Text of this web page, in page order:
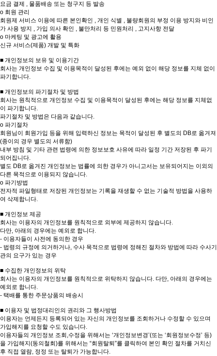
요금 결제 , 물품배송 또는 청구지 등 발송
ο 회원 관리
회원제 서비스 이용에 따른 본인확인 , 개인 식별 , 불량회원의 부정 이용 방지와 비인
가 사용 방지 , 가입 의사 확인 , 불만처리 등 민원처리 , 고지사항 전달
ο 마케팅 및 광고에 활용
신규 서비스(제품) 개발 및 특화
■ 개인정보의 보유 및 이용기간
회사는 개인정보 수집 및 이용목적이 달성된 후에는 예외 없이 해당 정보를 지체 없이
파기합니다.
■ 개인정보의 파기절차 및 방법
회사는 원칙적으로 개인정보 수집 및 이용목적이 달성된 후에는 해당 정보를 지체없
이 파기합니다.
파기절차 및 방법은 다음과 같습니다.
ο 파기절차
회원님이 회원가입 등을 위해 입력하신 정보는 목적이 달성된 후 별도의 DB로 옮겨져
(종이의 경우 별도의 서류함)
내부 방침 및 기타 관련 법령에 의한 정보보호 사유에 따라 일정 기간 저장된 후 파기
되어집니다.
별도 DB로 옮겨진 개인정보는 법률에 의한 경우가 아니고서는 보유되어지는 이외의
다른 목적으로 이용되지 않습니다.
ο 파기방법
전자적 파일형태로 저장된 개인정보는 기록을 재생할 수 없는 기술적 방법을 사용하
여 삭제합니다.
■ 개인정보 제공
회사는 이용자의 개인정보를 원칙적으로 외부에 제공하지 않습니다.
다만, 아래의 경우에는 예외로 합니다.
- 이용자들이 사전에 동의한 경우
- 법령의 규정에 의거하거나, 수사 목적으로 법령에 정해진 절차와 방법에 따라 수사기
관의 요구가 있는 경우
■ 수집한 개인정보의 위탁
회사는 이용자의 개인정보를 원칙적으로 위탁하지 않습니다. 다만, 아래의 경우에는
예외로 합니다.
- 택배를 통한 주문상품의 배송시
■ 이용자 및 법정대리인의 권리와 그 행사방법
이용자는 언제든지 등록되어 있는 자신의 개인정보를 조회하거나 수정할 수 있으며
가입해지를 요청할 수도 있습니다.
이용자들의 개인정보 조회,수정을 위해서는 ‘개인정보변경’(또는 ‘회원정보수정’ 등)
을 가입해지(동의철회)를 위해서는 “회원탈퇴”를 클릭하여 본인 확인 절차를 거치신
후 직접 열람, 정정 또는 탈퇴가 가능합니다.